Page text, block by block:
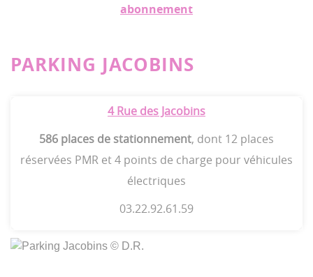
abonnement
PARKING JACOBINS
4 Rue des Jacobins
586 places de stationnement, dont 12 places
réservées PMR et 4 points de charge pour véhicules
électriques
03.22.92.61.59